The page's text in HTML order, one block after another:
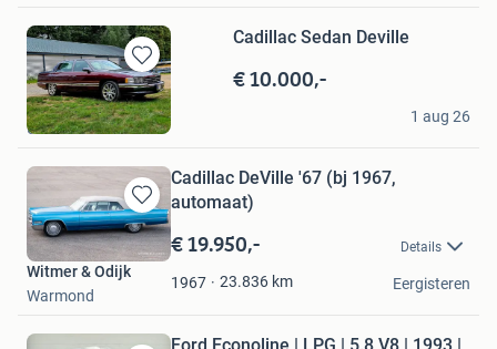
Bewaren
in
Mijn
Favorieten
Cadillac Sedan Deville
€ 10.000,-
Florentina Fabry
Utrecht
1 aug 26
Bewaren
in
Mijn
Favorieten
Cadillac DeVille '67 (bj 1967,
automaat)
€ 19.950,- Details
1967 23.836 km
Witmer & Odijk
Warmond
Eergisteren